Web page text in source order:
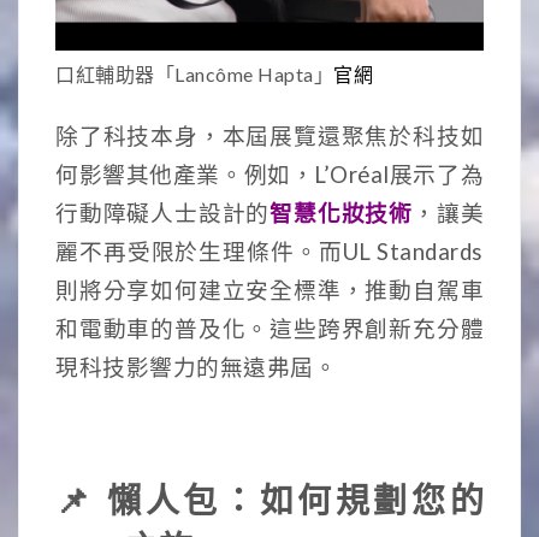
口紅輔助器「Lancôme Hapta」 官網
除了科技本身，本屆展覽還聚焦於科技如
何影響其他產業。例如，L’Oréal展示了為
行動障礙人士設計的智慧化妝技術 ，讓美
麗不再受限於生理條件。而UL Standards
則將分享如何建立安全標準，推動自駕車
和電動車的普及化。這些跨界創新充分體
現科技影響力的無遠弗屆。
📌 懶人包：如何規劃您的